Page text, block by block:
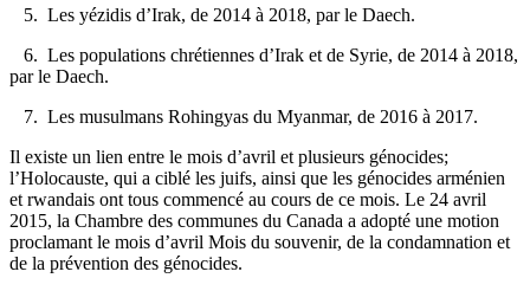
5. Les yézidis d’Irak, de 2014 à 2018, par le Daech.
6. Les populations chrétiennes d’Irak et de Syrie, de 2014 à 2018,
par le Daech.
7. Les musulmans Rohingyas du Myanmar, de 2016 à 2017.
Il existe un lien entre le mois d’avril et plusieurs génocides;
l’Holocauste, qui a ciblé les juifs, ainsi que les génocides arménien
et rwandais ont tous commencé au cours de ce mois. Le 24 avril
2015, la Chambre des communes du Canada a adopté une motion
proclamant le mois d’avril Mois du souvenir, de la condamnation et
de la prévention des génocides.